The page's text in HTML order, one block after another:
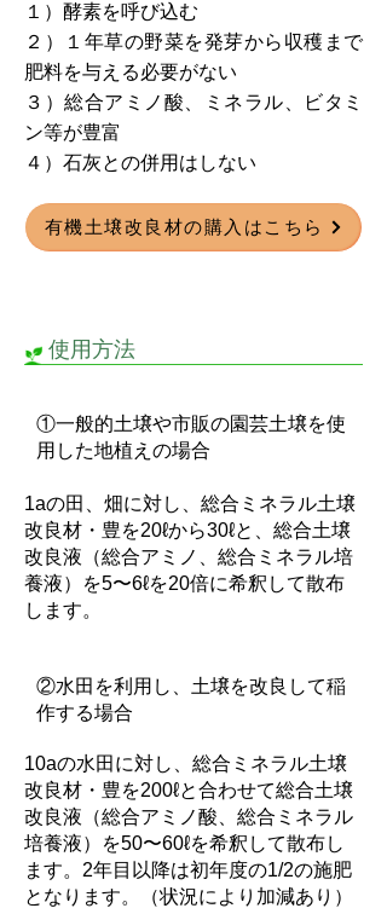
１）酵素を呼び込む
２）１年草の野菜を発芽から収穫まで
肥料を与える必要がない
３）総合アミノ酸、ミネラル、ビタミ
ン等が豊富
４）石灰との併用はしない
有機土壌改良材の購入はこちら
​使用方法
①一般的土壌や市販の園芸土壌を使
用した地植えの場合
1aの田、畑に対し、総合ミネラル土壌
改良材・豊を20ℓから30ℓと、総合土壌
改良液（総合アミノ、総合ミネラル培
養液）を5〜6ℓを20倍に希釈して散布
します。
②水田を利用し、土壌を改良して稲
作する場合
10aの水田に対し、総合ミネラル土壌
改良材・豊を200ℓと合わせて総合土壌
改良液（総合アミノ酸、総合ミネラル
培養液）を50〜60ℓを希釈して散布し
ます。2年目以降は初年度の1/2の施肥
となります。（状況により加減あり）